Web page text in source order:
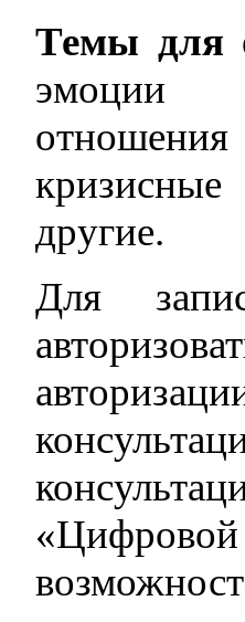
Темы для
другие.
Для